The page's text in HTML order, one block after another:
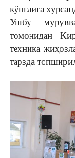
кўнглига
Ушбу
томонидан
техника
тарзда